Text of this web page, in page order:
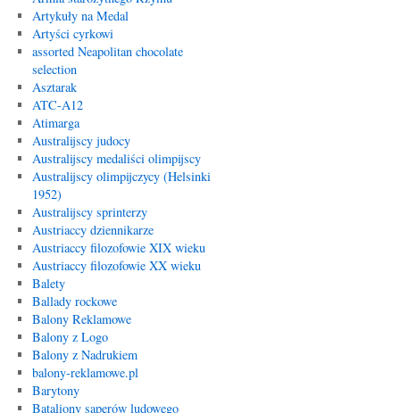
Artykuły na Medal
Artyści cyrkowi
assorted Neapolitan chocolate
selection
Asztarak
ATC-A12
Atimarga
Australijscy judocy
Australijscy medaliści olimpijscy
Australijscy olimpijczycy (Helsinki
1952)
Australijscy sprinterzy
Austriaccy dziennikarze
Austriaccy filozofowie XIX wieku
Austriaccy filozofowie XX wieku
Balety
Ballady rockowe
Balony Reklamowe
Balony z Logo
Balony z Nadrukiem
balony-reklamowe.pl
Barytony
Bataliony saperów ludowego